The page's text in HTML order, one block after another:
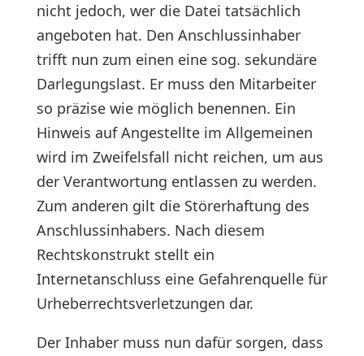
nicht jedoch, wer die Datei tatsächlich
angeboten hat. Den Anschlussinhaber
trifft nun zum einen eine sog. sekundäre
Darlegungslast. Er muss den Mitarbeiter
so präzise wie möglich benennen. Ein
Hinweis auf Angestellte im Allgemeinen
wird im Zweifelsfall nicht reichen, um aus
der Verantwortung entlassen zu werden.
Zum anderen gilt die Störerhaftung des
Anschlussinhabers. Nach diesem
Rechtskonstrukt stellt ein
Internetanschluss eine Gefahrenquelle für
Urheberrechtsverletzungen dar.
Der Inhaber muss nun dafür sorgen, dass